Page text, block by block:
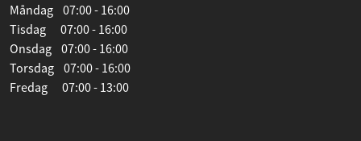
Måndag 07:00 - 16:00
Tisdag 07:00 - 16:00
Onsdag 07:00 - 16:00
Torsdag 07:00 - 16:00
Fredag 07:00 - 13:00